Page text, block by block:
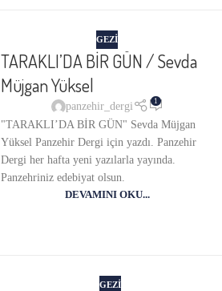
GEZI
TARAKLI’DA BİR GÜN / Sevda
Müjgan Yüksel
panzehir_dergi 1
"TARAKLI’DA BİR GÜN" Sevda Müjgan
Yüksel Panzehir Dergi için yazdı. Panzehir
Dergi her hafta yeni yazılarla yayında.
Panzehriniz edebiyat olsun.
DEVAMINI OKU...
GEZI